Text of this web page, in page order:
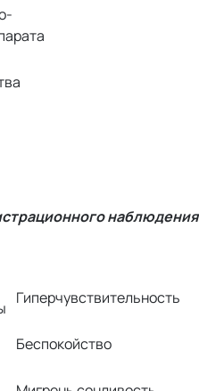
наблюдения
Гиперчувствительность
Беспокойство